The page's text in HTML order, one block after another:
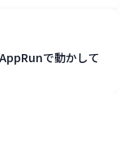
で動かして